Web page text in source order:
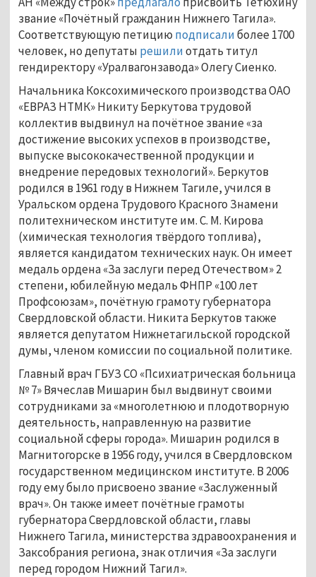
звание «Почётный гражданин Нижнего Тагила».
Соответствующую петицию подписалиболее 1700
человек, но депутаты решилиотдать титул
гендиректору «Уралвагонзавода» Олегу Сиенко.
Начальника Коксохимического производства ОАО
«ЕВРАЗ НТМК» Никиту Беркутова трудовой
коллектив выдвинул на почётное звание «за
достижение высоких успехов в производстве,
выпуске высококачественной продукции и
внедрение передовых технологий». Беркутов
родился в 1961 году в Нижнем Тагиле, учился в
Уральском ордена Трудового Красного Знамени
политехническом институте им. С. М. Кирова
(химическая технология твёрдого топлива),
является кандидатом технических наук. Он имеет
медаль ордена «За заслуги перед Отечеством» 2
степени, юбилейную медаль ФНПР «100 лет
Профсоюзам», почётную грамоту губернатора
Свердловской области. Никита Беркутов также
является депутатом Нижнетагильской городской
думы, членом комиссии по социальной политике.
Главный врач ГБУЗ СО «Психиатрическая больница
№ 7» Вячеслав Мишарин был выдвинут своими
сотрудниками за «многолетнюю и плодотворную
деятельность, направленную на развитие
социальной сферы города». Мишарин родился в
Магнитогорске в 1956 году, учился в Свердловском
государственном медицинском институте. В 2006
году ему было присвоено звание «Заслуженный
врач». Он также имеет почётные грамоты
губернатора Свердловской области, главы
Нижнего Тагила, министерства здравоохранения и
Заксобрания региона, знак отличия «За заслуги
перед городом Нижний Тагил».